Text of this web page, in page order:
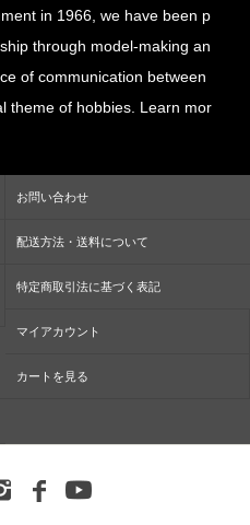
in 1966, we have been p
through model-making an
of communication between
theme of hobbies. Learn mor
お問い合わせ
配送方法・送料について
特定商取引法に基づく表記
マイアカウント
カートを見る